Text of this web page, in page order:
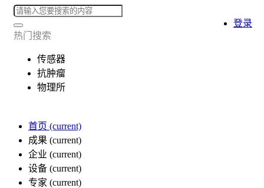
热门搜索
传感器
抗肿瘤
物理所
首页 (current)
成果 (current)
企业 (current)
设备 (current)
专家 (current)
登录